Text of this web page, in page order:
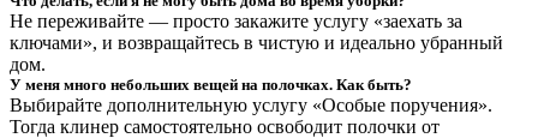
Не переживайте — просто закажите услугу «заехать за
ключами», и возвращайтесь в чистую и идеально убранный
дом.
У меня много небольших вещей на полочках. Как быть?
Выбирайте дополнительную услугу «Особые поручения».
Тогда клинер самостоятельно освободит полочки от